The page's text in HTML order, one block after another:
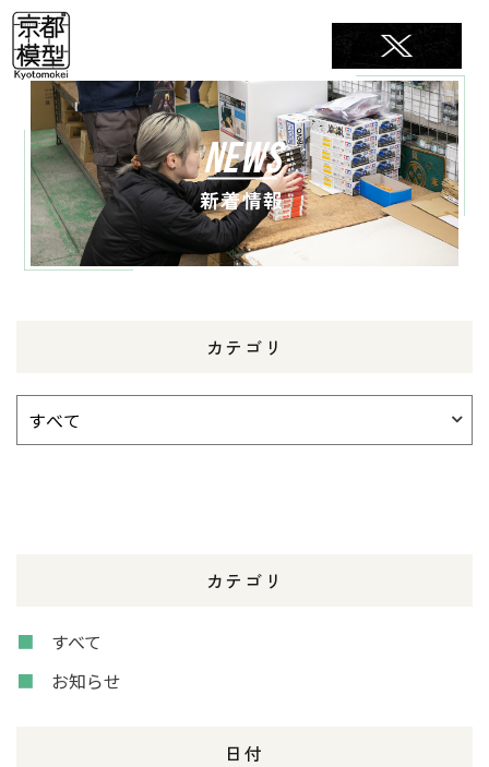
NEWS
新着情報
カテゴリ
カテゴリ
すべて
お知らせ
日付